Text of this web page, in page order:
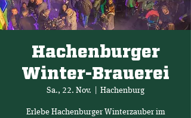
Hachenburger
Winter-Brauerei
Sa., 22. Nov. Hachenburg
Erlebe Hachenburger Winterzauber im